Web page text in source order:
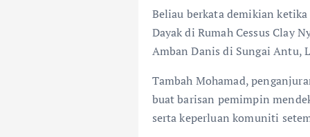
Beliau berkata demikian
Dayak di Rumah Cessus Clay
Amban Danis di Sungai Antu,
Tambah Mohamad,
buat barisan pemimpin
serta keperluan komuniti